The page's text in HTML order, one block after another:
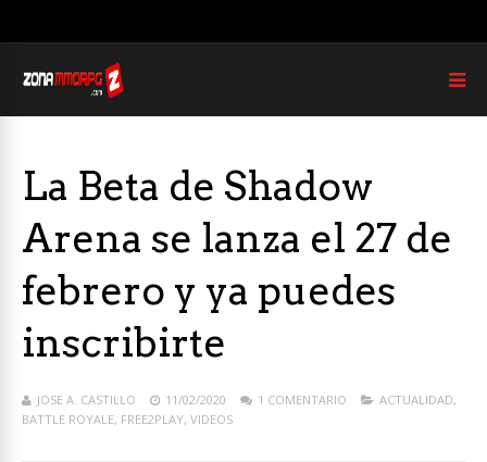
La Beta de Shadow
Arena se lanza el 27 de
febrero y ya puedes
inscribirte
JOSE A. CASTILLO 11/02/2020 1 COMENTARIO ACTUALIDAD,
BATTLE ROYALE, FREE2PLAY, VIDEOS